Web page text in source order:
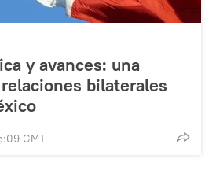
y avances: una
bilaterales
GMT